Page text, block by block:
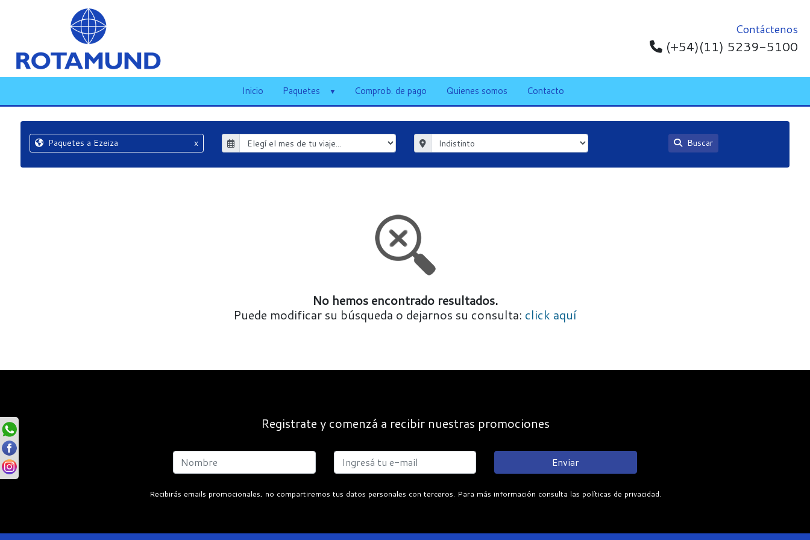
Contáctenos
(+54)(11) 5239-5100
Inicio Paquetes Comprob. de pago Quienes somos Contacto
Paquetes a Ezeiza x Buscar
No hemos encontrado resultados.
Puede modificar su búsqueda o dejarnos su consulta: click aquí
Registrate y comenzá a recibir nuestras promociones
Enviar
Recibirás emails promocionales, no compartiremos tus datos personales con terceros. Para más información consulta las políticas de privacidad.